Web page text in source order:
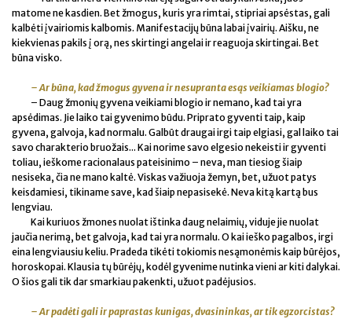
matome ne kasdien. Bet žmogus, kuris yra rimtai, stipriai apsėstas, gali
kalbėti įvairiomis kalbomis. Manifestacijų būna labai įvairių. Aišku, ne
kiekvienas pakils į orą, nes skirtingi angelai ir reaguoja skirtingai. Bet
būna visko.
– Ar būna, kad žmogus gyvena ir nesupranta esąs veikiamas blogio?
– Daug žmonių gyvena veikiami blogio ir nemano, kad tai yra
apsėdimas. Jie laiko tai gyvenimo būdu. Priprato gyventi taip, kaip
gyvena, galvoja, kad normalu. Galbūt draugai irgi taip elgiasi, gal laiko tai
savo charakterio bruožais... Kai norime savo elgesio nekeisti ir gyventi
toliau, ieškome racionalaus pateisinimo – neva, man tiesiog šiaip
nesiseka, čia ne mano kaltė. Viskas važiuoja žemyn, bet, užuot patys
keisdamiesi, tikiname save, kad šiaip nepasisekė. Neva kitą kartą bus
lengviau.
Kai kuriuos žmones nuolat ištinka daug nelaimių, viduje jie nuolat
jaučia nerimą, bet galvoja, kad tai yra normalu. O kai ieško pagalbos, irgi
eina lengviausiu keliu. Pradeda tikėti tokiomis nesąmonėmis kaip būrėjos,
horoskopai. Klausia tų būrėjų, kodėl gyvenime nutinka vieni ar kiti dalykai.
O šios gali tik dar smarkiau pakenkti, užuot padėjusios.
– Ar padėti gali ir paprastas kunigas, dvasininkas, ar tik egzorcistas?